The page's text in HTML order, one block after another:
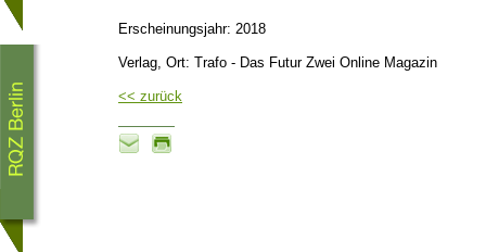
Erscheinungsjahr: 2018
Verlag, Ort: Trafo - Das Futur Zwei Online Magazin
<< zurück